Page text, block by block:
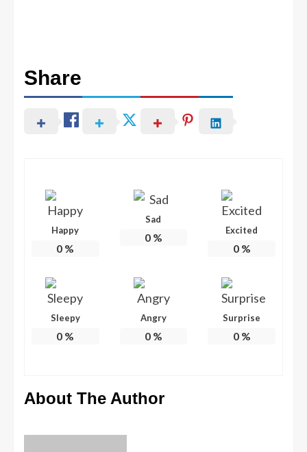
Share
Happy
0 %
Sad
0%
Excited
0%
Sleepy
0 %
Angry
0%
Surprise
0%
About The Author